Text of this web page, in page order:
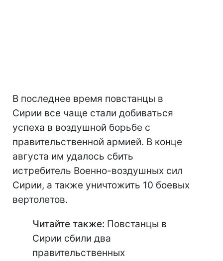
В последнее время повстанцы в
Сирии все чаще стали добиваться
успеха в воздушной борьбе с
правительственной армией. В конце
августа им удалось сбить
истребитель Военно-воздушных сил
Сирии, а также уничтожить 10 боевых
вертолетов.
Читайте также: Повстанцы в
Сирии сбили два
правительственных